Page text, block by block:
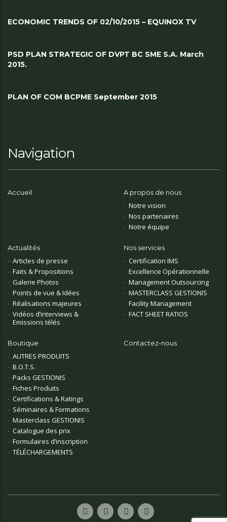
ECONOMIC TRENDS OF 02/10/2015 – EQUINOX TV
PSD PLAN STRATEGIC OF DVPT BC SME S.A. March
2015.
PLAN OF COM BCPME September 2015
Navigation
Accueil A propos de nous
Notre vision
Nos partenaires
Notre équipe
Actualités
Articles de presse
Faits & Propositions
Galerie Photos
Points de vue & Idées
Réalisations majeures
Vidéos d’interviews &
Emissions télés
Nos services
Certification IMS
Excellence Opérationnelle
Management Outsourcing
MASTERCLASS GESTIONIS
Facility Management
FACT SHEET RATIOS
Boutique
AUTRES PRODUITS
B.O.T.S.
Packs GESTIONIS
Fiches Produits
Certifications & Ratings
Séminaires & Formations
Masterclass GESTIONIS
Catalogue des prix
Formulaires d’inscription
TÉLÉCHARGEMENTS
Contactez-nous